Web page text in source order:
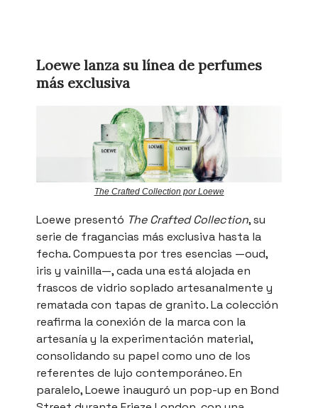
Loewe lanza su línea de perfumes
más exclusiva
The Crafted Collection por Loewe
Loewe presentó The Crafted Collection, su
serie de fragancias más exclusiva hasta la
fecha. Compuesta por tres esencias —oud,
iris y vainilla—, cada una está alojada en
frascos de vidrio soplado artesanalmente y
rematada con tapas de granito. La colección
reafirma la conexión de la marca con la
artesanía y la experimentación material,
consolidando su papel como uno de los
referentes de lujo contemporáneo. En
paralelo, Loewe inauguró un pop-up en Bond